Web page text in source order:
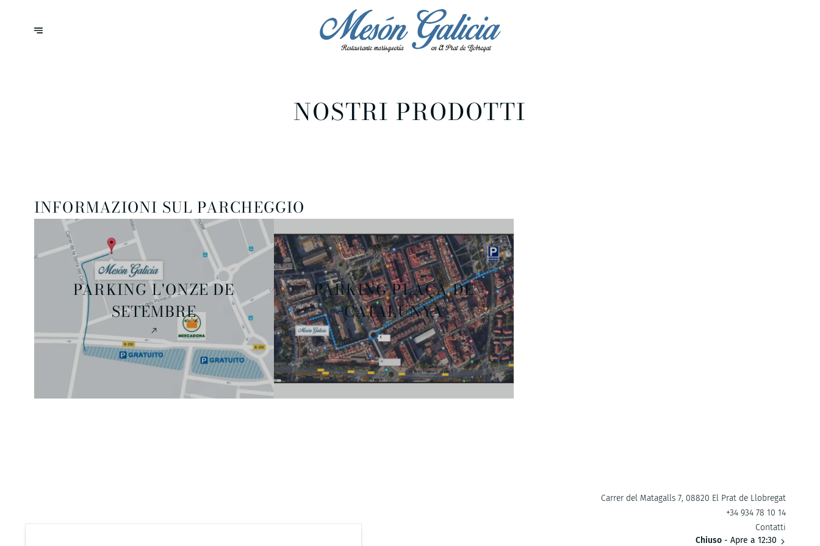
NOSTRI PRODOTTI
INFORMAZIONI SUL PARCHEGGIO
PARKING L'ONZE DE
SETEMBRE
PARKING PLAÇA DE
CATALUNYA
Carrer del Matagalls 7, 08820 El Prat de Llobregat
+34 934 78 10 14
Contatti
Chiuso - Apre a 12:30